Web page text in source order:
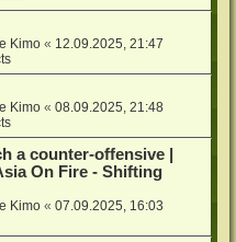
Kimo « 12.09.2025, 21:47
Kimo «08.09.2025, 21:48
a counter-offensive |
On Fire - Shifting
Kimo «07.09.2025, 16:03